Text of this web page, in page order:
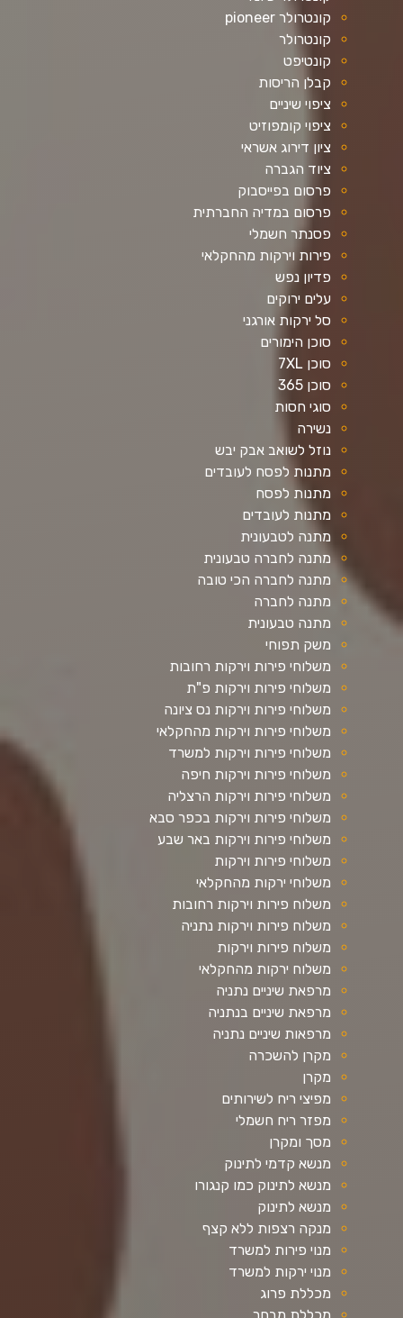
קונטרולר pioneer
קונטרולר
קונטיפט
קבלן הריסות
ציפוי שיניים
ציפוי קומפוזיט
ציון דירוג אשראי
ציוד הגברה
פרסום בפייסבוק
פרסום במדיה החברתית
פסנתר חשמלי
פירות וירקות מהחקלאי
פדיון נפש
עלים ירוקים
סל ירקות אורגני
סוכן הימורים
סוכן 7XL
סוכן 365
סוגי חסות
נשירה
נוזל לשואב אבק יבש
מתנות לפסח לעובדים
מתנות לפסח
מתנות לעובדים
מתנה לטבעונית
מתנה לחברה טבעונית
מתנה לחברה הכי טובה
מתנה לחברה
מתנה טבעונית
משק תפוחי
משלוחי פירות וירקות רחובות
משלוחי פירות וירקות פ"ת
משלוחי פירות וירקות נס ציונה
משלוחי פירות וירקות מהחקלאי
משלוחי פירות וירקות למשרד
משלוחי פירות וירקות חיפה
משלוחי פירות וירקות הרצליה
משלוחי פירות וירקות בכפר סבא
משלוחי פירות וירקות באר שבע
משלוחי פירות וירקות
משלוחי ירקות מהחקלאי
משלוח פירות וירקות רחובות
משלוח פירות וירקות נתניה
משלוח פירות וירקות
משלוח ירקות מהחקלאי
מרפאת שיניים נתניה
מרפאת שיניים בנתניה
מרפאות שיניים נתניה
מקרן להשכרה
מקרן
מפיצי ריח לשירותים
מפזר ריח חשמלי
מסך ומקרן
מנשא קדמי לתינוק
מנשא לתינוק כמו קנגורו
מנשא לתינוק
מנקה רצפות ללא קצף
מנוי פירות למשרד
מנוי ירקות למשרד
מכללת פרוג
מכללת מבחר